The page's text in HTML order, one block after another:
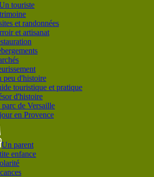
touriste
et randonnées
et artisanat
peu d'histoire
touristique et pratique
d'histoire
de Versaille
en Provence
Un parent
enfance